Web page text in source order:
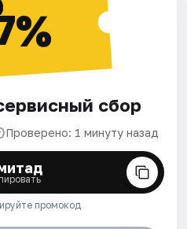
сбор
Проверено: 1 минуту назад
промокод